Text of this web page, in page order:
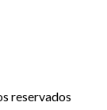
reservados